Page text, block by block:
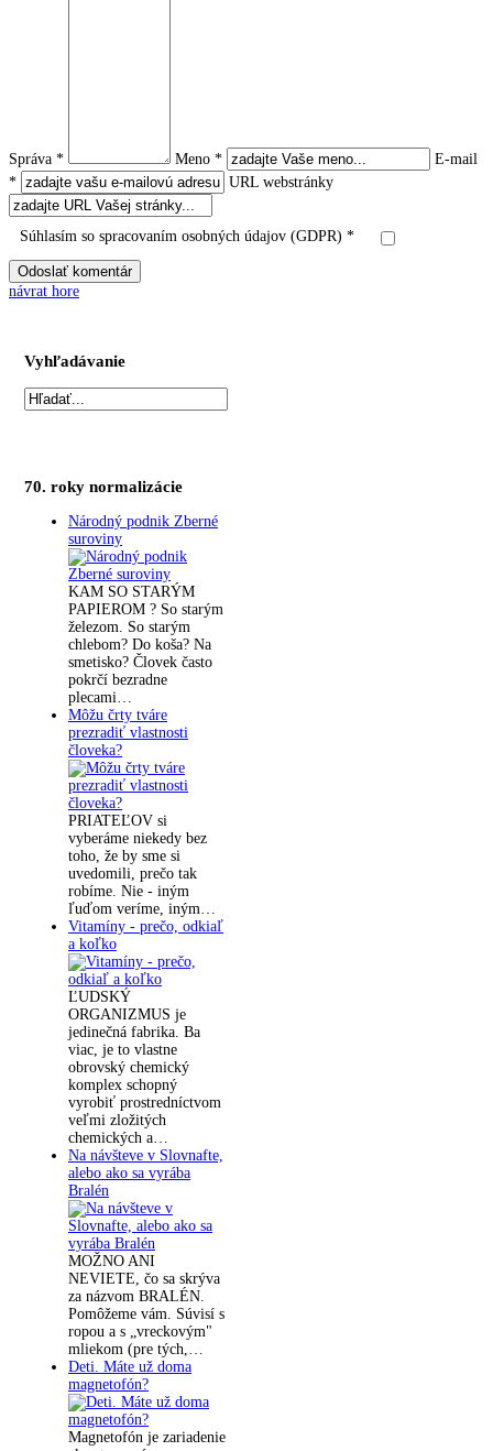
Správa * Meno *
E-mail
*
URL webstránky
Súhlasím so spracovaním osobných údajov (GDPR) *
návrat hore
Vyhľadávanie
70. roky normalizácie
Národný podnik Zberné
suroviny
KAM SO STARÝM
PAPIEROM ? So starým
železom. So starým
chlebom? Do koša? Na
smetisko? Človek často
pokrčí bezradne
plecami…
Môžu črty tváre
prezradiť vlastnosti
človeka?
PRIATEĽOV si
vyberáme niekedy bez
toho, že by sme si
uvedomili, prečo tak
robíme. Nie - iným
ľuďom veríme, iným…
Vitamíny - prečo, odkiaľ
a koľko
ĽUDSKÝ
ORGANIZMUS je
jedinečná fabrika. Ba
viac, je to vlastne
obrovský chemický
komplex schopný
vyrobiť prostredníctvom
veľmi zložitých
chemických a…
Na návšteve v Slovnafte,
alebo ako sa vyrába
Bralén
MOŽNO ANI
NEVIETE, čo sa skrýva
za názvom BRALÉN.
Pomôžeme vám. Súvisí s
ropou a s „vreckovým"
mliekom (pre tých,…
Deti. Máte už doma
magnetofón?
Magnetofón je zariadenie